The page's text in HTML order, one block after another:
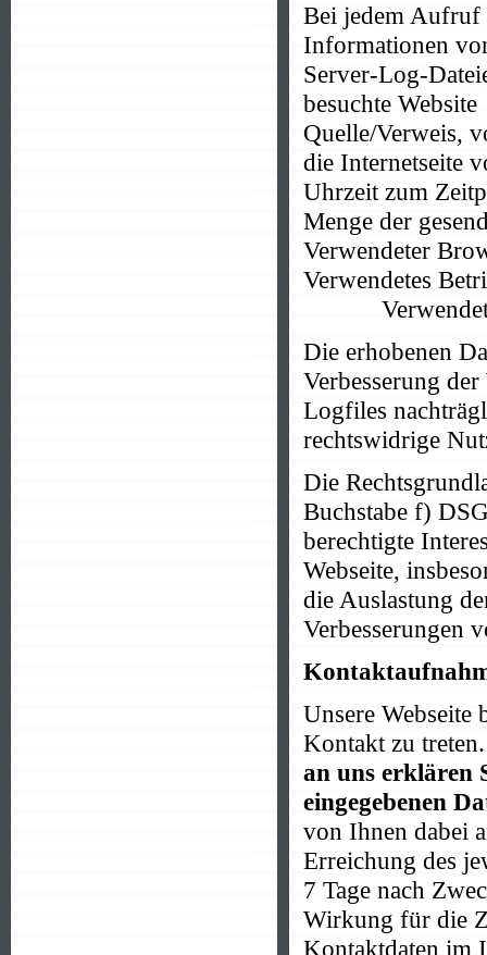
Bei jedem Aufruf
Informationen
Server-Log-
besuchte Website
Quelle/Verweis,
die Internetseite
Uhrzeit zum
Menge der
Verwendeter
Verwendetes
Verwendete
Die erhobenen
Verbesserung
Logfiles
rechtswidrige
Die
Buchstabe f)
berechtigte
Webseite,
die Auslastung
Verbesserungen
Unsere
Kontakt zu
an uns erklären
eingegebenen
von Ihnen dabei
Erreichung des
7 Tage nach
Wirkung für die
Kontaktdaten im